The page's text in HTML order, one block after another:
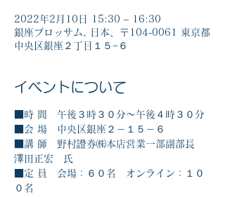
2022年2月10日 15:30 – 16:30
銀座ブロッサム, 日本、〒104-0061 東京都
中央区銀座２丁目１５−６
イベントについて
■時 間　午後３時３０分～午後４時３０分
■会 場　中央区銀座２－１５－６
■講 師　野村證券㈱本店営業一部副部長
澤田正宏　氏
■定 員　会場：６０名　オンライン：１０
０名